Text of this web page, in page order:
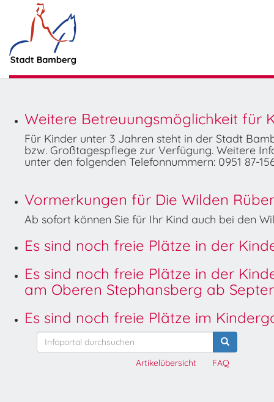
Weitere Betreuungsmöglichkeit für
Für Kinder unter 3 Jahren steht in der Stadt
bzw. Großtagespflege zur Verfügung. Weitere
unter den folgenden Telefonnummern: 0951 87-
Vormerkungen für Die Wilden
Ab sofort können Sie für Ihr Kind auch bei den
Es sind noch freie Plätze in der
Es sind noch freie Plätze in der
am Oberen Stephansberg ab
Es sind noch freie Plätze im
FAQ
Artikelübersicht